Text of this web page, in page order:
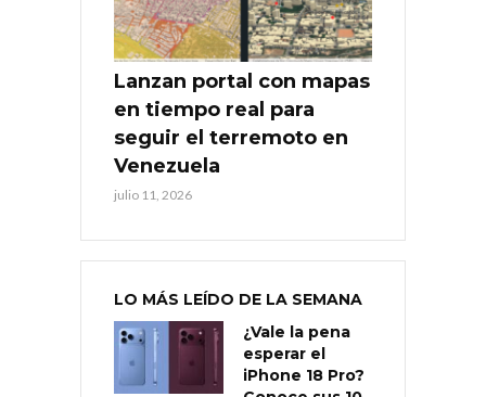
Lanzan portal con mapas
en tiempo real para
seguir el terremoto en
Venezuela
julio 11, 2026
LO MÁS LEÍDO DE LA SEMANA
¿Vale la pena
esperar el
iPhone 18 Pro?